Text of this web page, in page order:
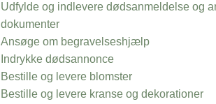
Udfylde og indlevere dødsanmeldelse og
dokumenter
Ansøge om begravelseshjælp
Indrykke dødsannonce
Bestille og levere blomster
Bestille og levere kranse og dekorationer